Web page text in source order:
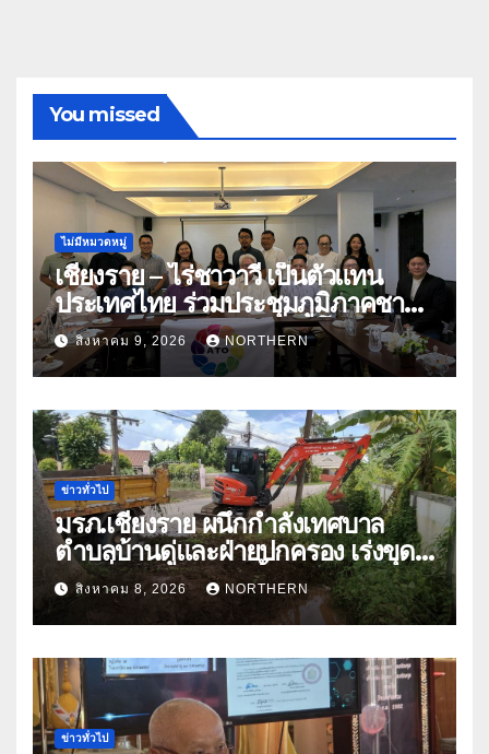
You missed
ไม่มีหมวดหมู่
เชียงราย – ไร่ชาวาวี เป็นตัวแทน
ประเทศไทย ร่วมประชุมภูมิภาคชา
อาเซียน ATO 2026 ที่อินโดนีเซีย
หารืออนาคตอุตสาหกรรมชา
ท่ามกลางความท้าทายโลก
สิงหาคม 9, 2026 NORTHERN
ข่าวทั่วไป
มรภ.เชียงราย ผนึกกำลังเทศบาล
ตำบลบ้านดู่และฝ่ายปกครอง เร่งขุด
ลอกสิ่งกีดขวางทางน้ำ ป้องกันและลด
ปัญหาน้ำท่วม
สิงหาคม 8, 2026 NORTHERN
ข่าวทั่วไป